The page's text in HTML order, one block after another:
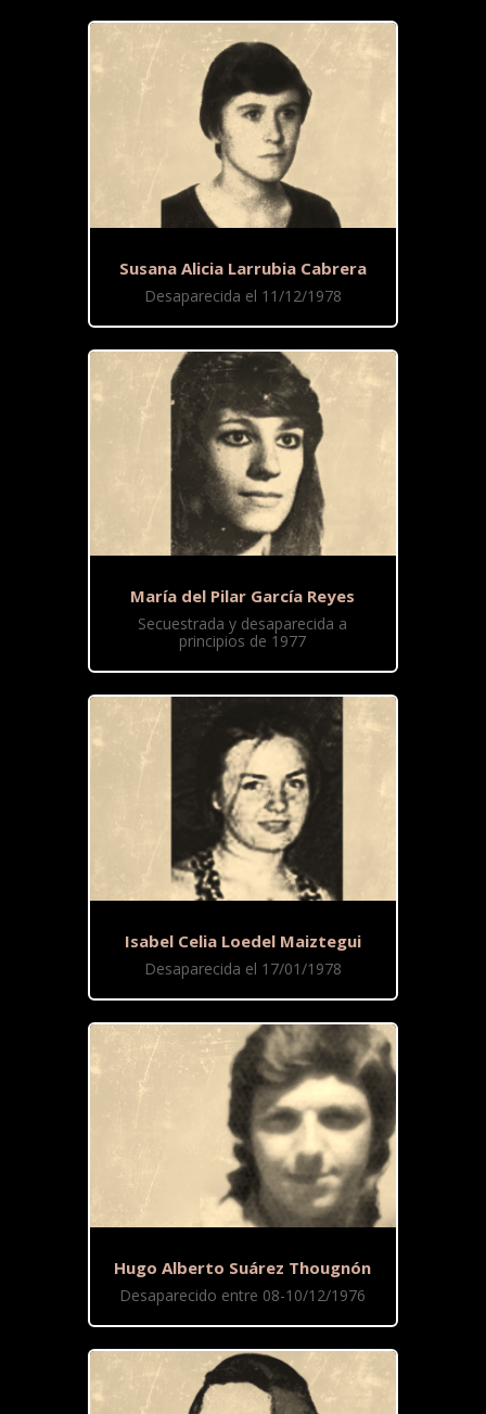
Susana Alicia Larrubia Cabrera
Desaparecida el 11/12/1978
María del Pilar García Reyes
Secuestrada y desaparecida a
principios de 1977
Isabel Celia Loedel Maiztegui
Desaparecida el 17/01/1978
Hugo Alberto Suárez Thougnón
Desaparecido entre 08-10/12/1976